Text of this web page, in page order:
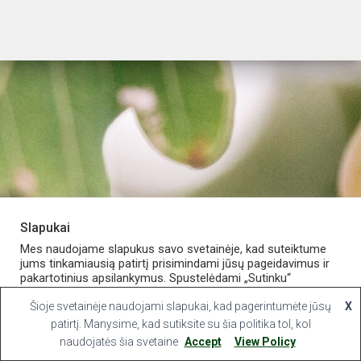
PARDUOTUVĖ APIE VAISTINĘ MANO PASKYRA
KONTAKTAI
Hestia | Developed byThemeIsle
Slapukai
Mes naudojame slapukus savo svetainėje, kad suteiktume
jums tinkamiausią patirtį prisimindami jūsų pageidavimus ir
pakartotinius apsilankymus. Spustelėdami „Sutinku“
sutinkate naudoti VISUS slapukus.
Slapukų nustatymai Sutinku
Šioje svetainėje naudojami slapukai, kad pagerintumėte jūsų
patirtį. Manysime, kad sutiksite su šia politika tol, kol
naudojatės šia svetaine
X
Accept View Policy